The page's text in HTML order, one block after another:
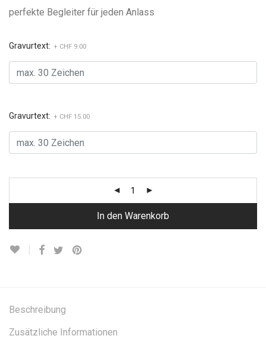
perfekte Begleiter für jeden Anlass
Gravurtext: + CHF 9.00
Gravurtext: + CHF 15.00
In den Warenkorb
Beschreibung
Zusätzliche Informationen